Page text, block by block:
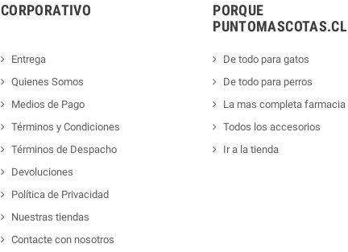
CORPORATIVO
Entrega
Quienes Somos
Medios de Pago
Términos y Condiciones
Términos de Despacho
Devoluciones
Política de Privacidad
Nuestras tiendas
Contacte con nosotros
PORQUE
PUNTOMASCOTAS.CL
De todo para gatos
De todo para perros
La mas completa farmacia
Todos los accesorios
Ir a la tienda